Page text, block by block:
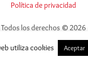
Política de privacidad
Todos los derechos © 2026
utiliza cookies Aceptar